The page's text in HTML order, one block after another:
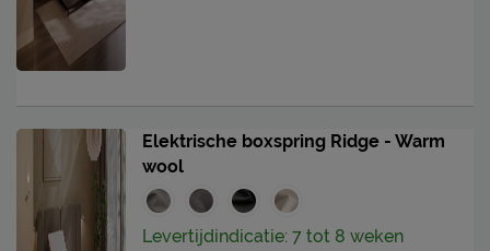
Elektrische boxspring Ridge - Warm
wool
Levertijdindicatie: 7 tot 8 weken